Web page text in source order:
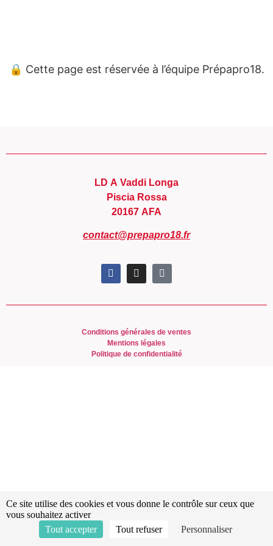
🔒 Cette page est réservée à l’équipe Prépapro18.
LD A Vaddi Longa
Piscia Rossa
20167 AFA
contact@prepapro18.fr
Conditions générales de ventes
Mentions légales
Politique de confidentialité
Ce site utilise des cookies et vous donne le contrôle sur ceux que
vous souhaitez activer
Tout accepter
Tout refuser Personnaliser